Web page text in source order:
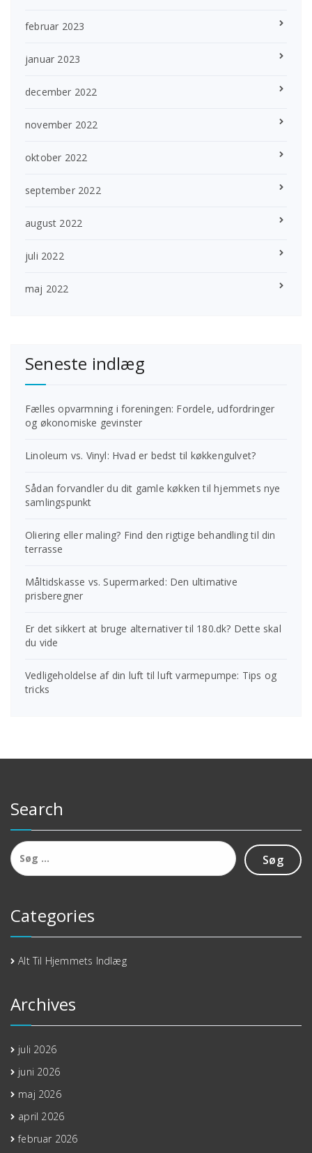
februar 2023
januar 2023
december 2022
november 2022
oktober 2022
september 2022
august 2022
juli 2022
maj 2022
Seneste indlæg
Fælles opvarmning i foreningen: Fordele, udfordringer
og økonomiske gevinster
Linoleum vs. Vinyl: Hvad er bedst til køkkengulvet?
Sådan forvandler du dit gamle køkken til hjemmets nye
samlingspunkt
Oliering eller maling? Find den rigtige behandling til din
terrasse
Måltidskasse vs. Supermarked: Den ultimative
prisberegner
Er det sikkert at bruge alternativer til 180.dk? Dette skal
du vide
Vedligeholdelse af din luft til luft varmepumpe: Tips og
tricks
Search
Søg
efter:
Categories
Alt Til Hjemmets Indlæg
Archives
juli 2026
juni 2026
maj 2026
april 2026
februar 2026